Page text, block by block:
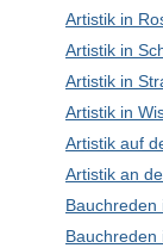
Artistik in
Artistik in
Artistik in
Artistik in
Artistik auf
Artistik an
Bauchreden
Bauchreden